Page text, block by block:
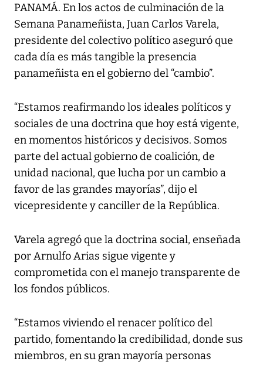
PANAMÁ. En los actos de culminación de la
Semana Panameñista, Juan Carlos Varela,
presidente del colectivo político aseguró que
cada día es más tangible la presencia
panameñista en el gobierno del “cambio”.
“Estamos reafirmando los ideales políticos y
sociales de una doctrina que hoy está vigente,
en momentos históricos y decisivos. Somos
parte del actual gobierno de coalición, de
unidad nacional, que lucha por un cambio a
favor de las grandes mayorías”, dijo el
vicepresidente y canciller de la República.
Varela agregó que la doctrina social, enseñada
por Arnulfo Arias sigue vigente y
comprometida con el manejo transparente de
los fondos públicos.
“Estamos viviendo el renacer político del
partido, fomentando la credibilidad, donde sus
miembros, en su gran mayoría personas